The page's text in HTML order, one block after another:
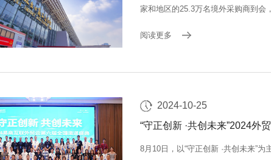
家和地区的25.3万名境外采购商到会
阅读更多
2024-10-25
“守正创新 ·共创未来”2024外
8月10日，以“守正创新 ·共创未来”